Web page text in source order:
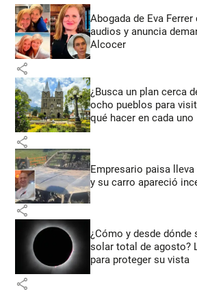
Abogada de Eva
audios y anuncia
Alcocer
share
¿Busca un plan cerca
ocho pueblos para
qué hacer en cada uno
share
Empresario paisa
y su carro apareció
share
¿Cómo y desde dónde
solar total de agosto?
para proteger su vista
share